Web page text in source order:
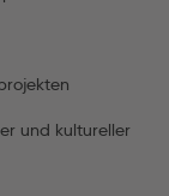
und kultureller